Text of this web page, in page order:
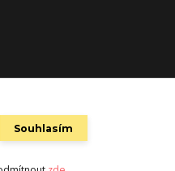
Souhlasím